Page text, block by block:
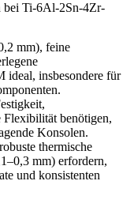
bei Ti-6Al-2Sn-4Zr-
mm), feine
ideal, insbesondere für
Flexibilität benötigen,
Konsolen.
thermische
mm) erfordern,
und konsistenten